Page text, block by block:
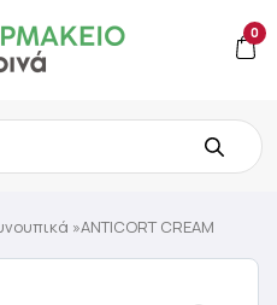
0
»ANTICORT CREAM